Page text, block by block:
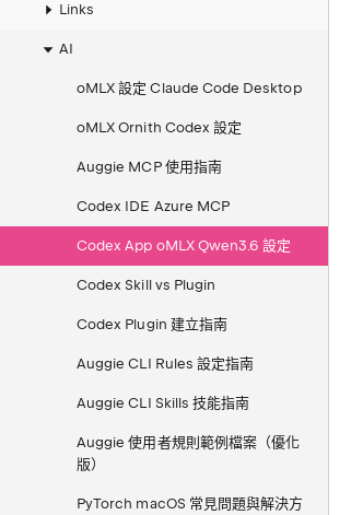
Links
AI
oMLX 設定 Claude Code Desktop
oMLX Ornith Codex 設定
Auggie MCP 使用指南
Codex IDE Azure MCP
Codex App oMLX Qwen3.6 設定
Codex Skill vs Plugin
Codex Plugin 建立指南
Auggie CLI Rules 設定指南
Auggie CLI Skills 技能指南
Auggie 使用者規則範例檔案（優化
版）
PyTorch macOS 常見問題與解決方